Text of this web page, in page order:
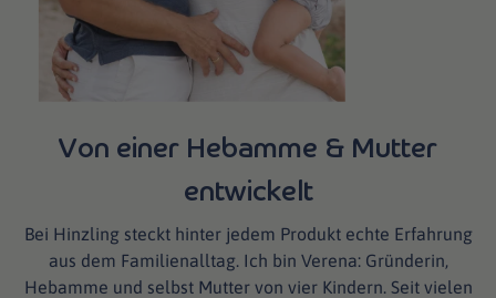
Von einer Hebamme & Mutter
entwickelt
Bei Hinzling steckt hinter jedem Produkt echte Erfahrung
aus dem Familienalltag. Ich bin Verena: Gründerin,
Hebamme und selbst Mutter von vier Kindern. Seit vielen